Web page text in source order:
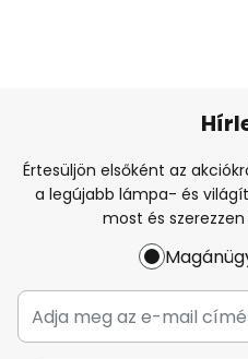
Értesüljön elsőként az
a legújabb lámpa- és
most és